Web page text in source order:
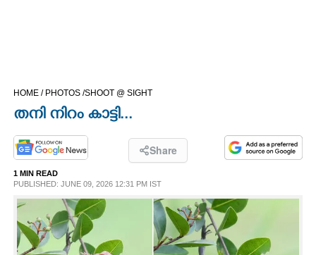
OPINION
PHOTOS
LIFESTYLE
HOME / PHOTOS /SHOOT @ SIGHT
തനി നിറം കാട്ടി...
Share
1 MIN READ
PUBLISHED: JUNE 09, 2026 12:31 PM IST